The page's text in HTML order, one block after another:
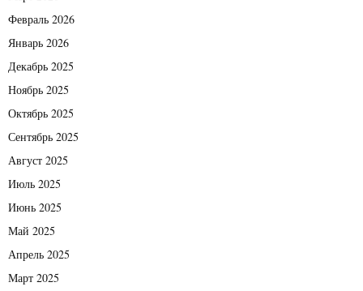
Февраль 2026
Январь 2026
Декабрь 2025
Ноябрь 2025
Октябрь 2025
Сентябрь 2025
Август 2025
Июль 2025
Июнь 2025
Май 2025
Апрель 2025
Март 2025